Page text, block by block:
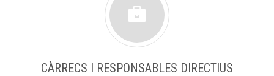
CÀRRECS I RESPONSABLES DIRECTIUS